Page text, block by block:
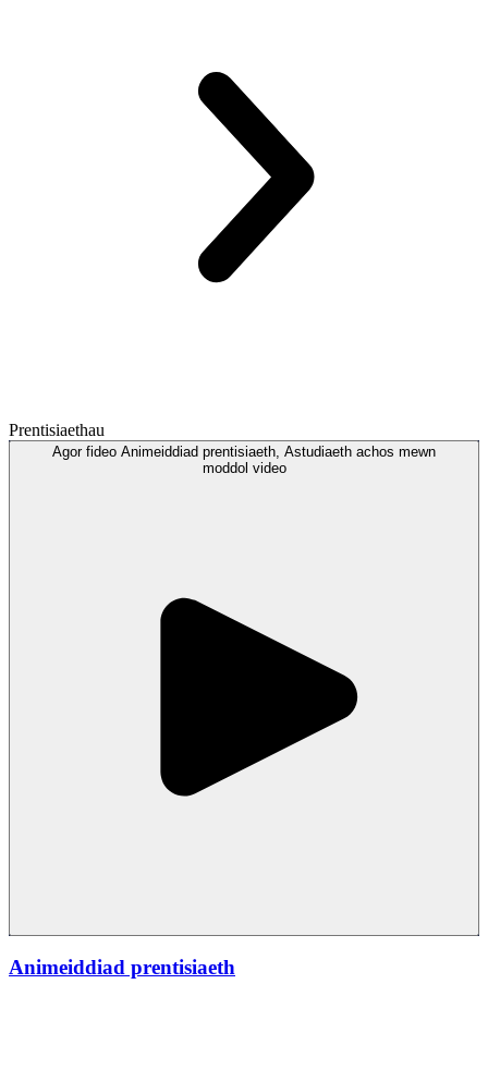
Prentisiaethau
Agor fideo Animeiddiad prentisiaeth, Astudiaeth achos mewn
moddol video
Animeiddiad prentisiaeth